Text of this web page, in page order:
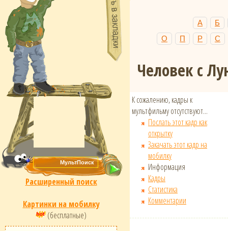
Расширенный поиск
Картинки на мобилку
(бесплатные)
А
Б
О
П Р С
Человек с
К сожалению, кадры к
мультфильму отсутствуют...
Послать этот кадр как
открытку
Закачать этот кадр на
мобилку
Информация
Кадры
Статистика
Комментарии